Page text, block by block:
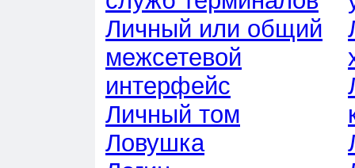
Личный или общий
межсетевой
интерфейс
Личный том
Ловушка